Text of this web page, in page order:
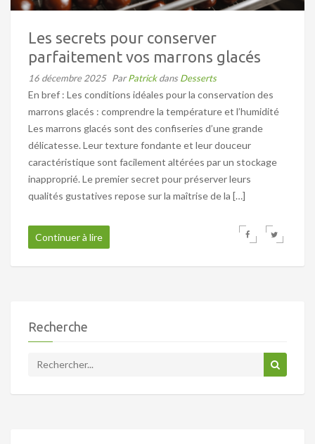
Les secrets pour conserver
parfaitement vos marrons glacés
16 décembre 2025 ParPatrickdans Desserts
En bref : Les conditions idéales pour la conservation des
marrons glacés : comprendre la température et l’humidité
Les marrons glacés sont des confiseries d’une grande
délicatesse. Leur texture fondante et leur douceur
caractéristique sont facilement altérées par un stockage
inapproprié. Le premier secret pour préserver leurs
qualités gustatives repose sur la maîtrise de la […]
Continuer à lire
Recherche